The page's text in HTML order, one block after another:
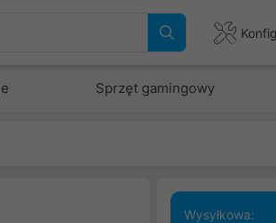
Sprzęt gamingowy
Wysyłkowa: